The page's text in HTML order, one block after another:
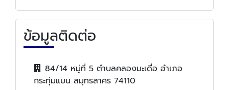
ข้อมูลติดต่อ
84/14 หมู่ที่ 5 ตำบลคลองมะเดื่อ อำเภอ
กระทุ่มแบน สมุทรสาคร 74110